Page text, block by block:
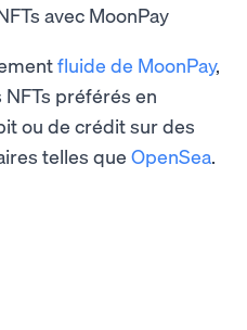
avec MoonPay
fluide de MoonPay,
préférés en
ou de crédit sur des
telles que OpenSea.